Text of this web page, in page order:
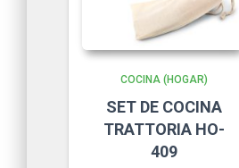
COCINA (HOGAR)
SET DE COCINA
TRATTORIA HO-
409